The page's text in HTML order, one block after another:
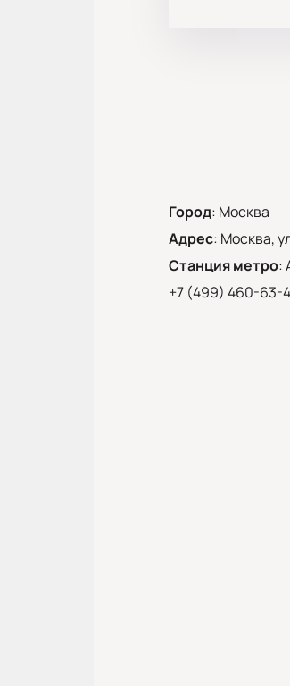
Город: Москва
Адрес: Москва,
Станция метро:
+7 (499) 460-63-